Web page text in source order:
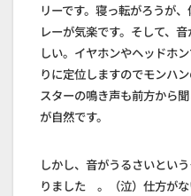
リーです。寝っ転がろうが
レーが気楽です。そして、
しい。イヤホンやヘッドホ
りに定位しますのでモンハ
スターの鳴き声も前方から
が自然です。
しかし、音がうるさいとい
りました 。（泣）仕方が